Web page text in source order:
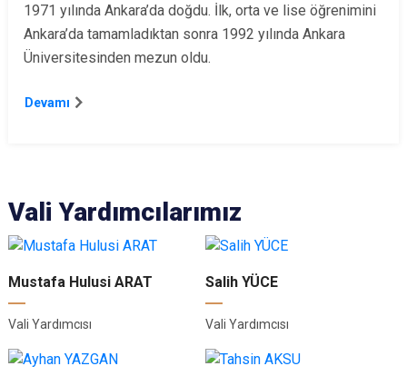
1971 yılında Ankara’da doğdu. İlk, orta ve lise öğrenimini
Ankara’da tamamladıktan sonra 1992 yılında Ankara
Üniversitesinden mezun oldu.
Devamı
Vali Yardımcılarımız
Mustafa Hulusi ARAT
Vali Yardımcısı
Salih YÜCE
Vali Yardımcısı